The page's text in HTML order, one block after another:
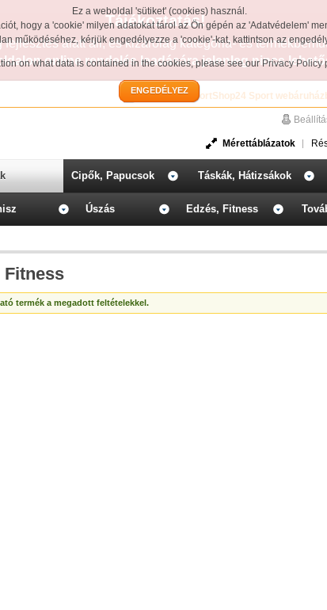
Ez a weboldal 'sütiket' (cookies) használ.
hogy a 'cookie' milyen adatokat tárol az Ön gépén az 'Adatvédelem'
működéséhez, kérjük engedélyezze a 'cookie'-kat, kattintson az
on what data is contained in the cookies, please see ourPrivacy Policy
ENGEDÉLYEZ
Tájékoztatás!
fejlesztés alatt áll, és kizárólag kategória- és
online rendelés leadására jelenleg nincs
Üdvözöljük a SportShop24 Sport
Mérettáblázatok
Cipők, Papucsok Táskák, Hátizsákok
Úszás Edzés, Fitness
Fitness
termék a megadott feltételekkel.